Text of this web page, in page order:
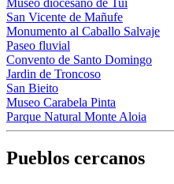
Museo diocesano de Tui
San Vicente de Mañufe
Monumento al Caballo Salvaje
Paseo fluvial
Convento de Santo Domingo
Jardin de Troncoso
San Bieito
Museo Carabela Pinta
Parque Natural Monte Aloia
Pueblos cercanos